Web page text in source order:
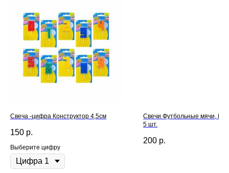
Свеча -цифра Конструктор 4,5см
150 р.
Выберите цифру
Свечи Футбольные мячи,
5 шт.
200 р.